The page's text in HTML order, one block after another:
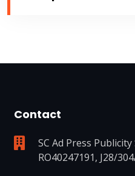
Contact
SC Ad Press Publicity
RO40247191, J28/